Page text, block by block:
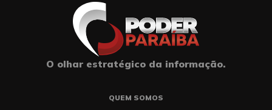
O olhar estratégico da informação.
QUEM SOMOS